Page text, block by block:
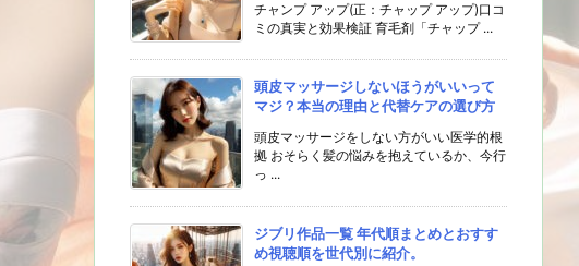
チャンプ アップ(正：チャップ アップ)口コ
ミの真実と効果検証 育毛剤「チャップ ...
頭皮マッサージしないほうがいいって
マジ？本当の理由と代替ケアの選び方
頭皮マッサージをしない方がいい医学的根
拠 おそらく髪の悩みを抱えているか、今行
っ ...
ジブリ作品一覧 年代順まとめとおすす
め視聴順を世代別に紹介。